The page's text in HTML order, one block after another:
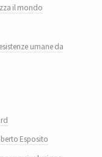
il mondo
umane da
Esposito